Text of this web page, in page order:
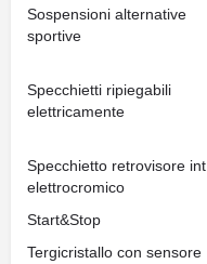
Sospensioni alternative
sportive
Specchietti ripiegabili
elettricamente
Specchietto retrovisore int.
elettrocromico
Start&Stop
Tergicristallo con sensore